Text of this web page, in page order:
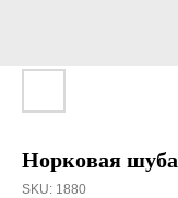
Норковая шуба
SKU: 1880